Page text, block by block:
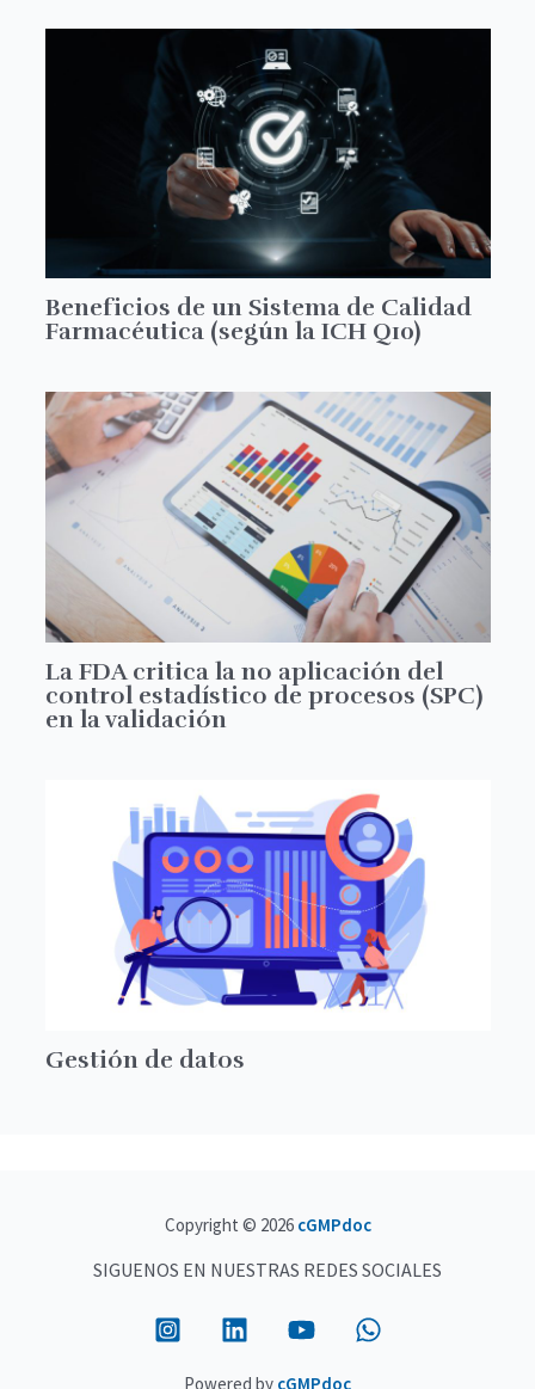
Beneficios de un Sistema de Calidad
Farmacéutica (según la ICH Q10)
La FDA critica la no aplicación del
control estadístico de procesos (SPC)
en la validación
Gestión de datos
Copyright © 2026 cGMPdoc
SIGUENOS EN NUESTRAS REDES SOCIALES
Powered by cGMPdoc